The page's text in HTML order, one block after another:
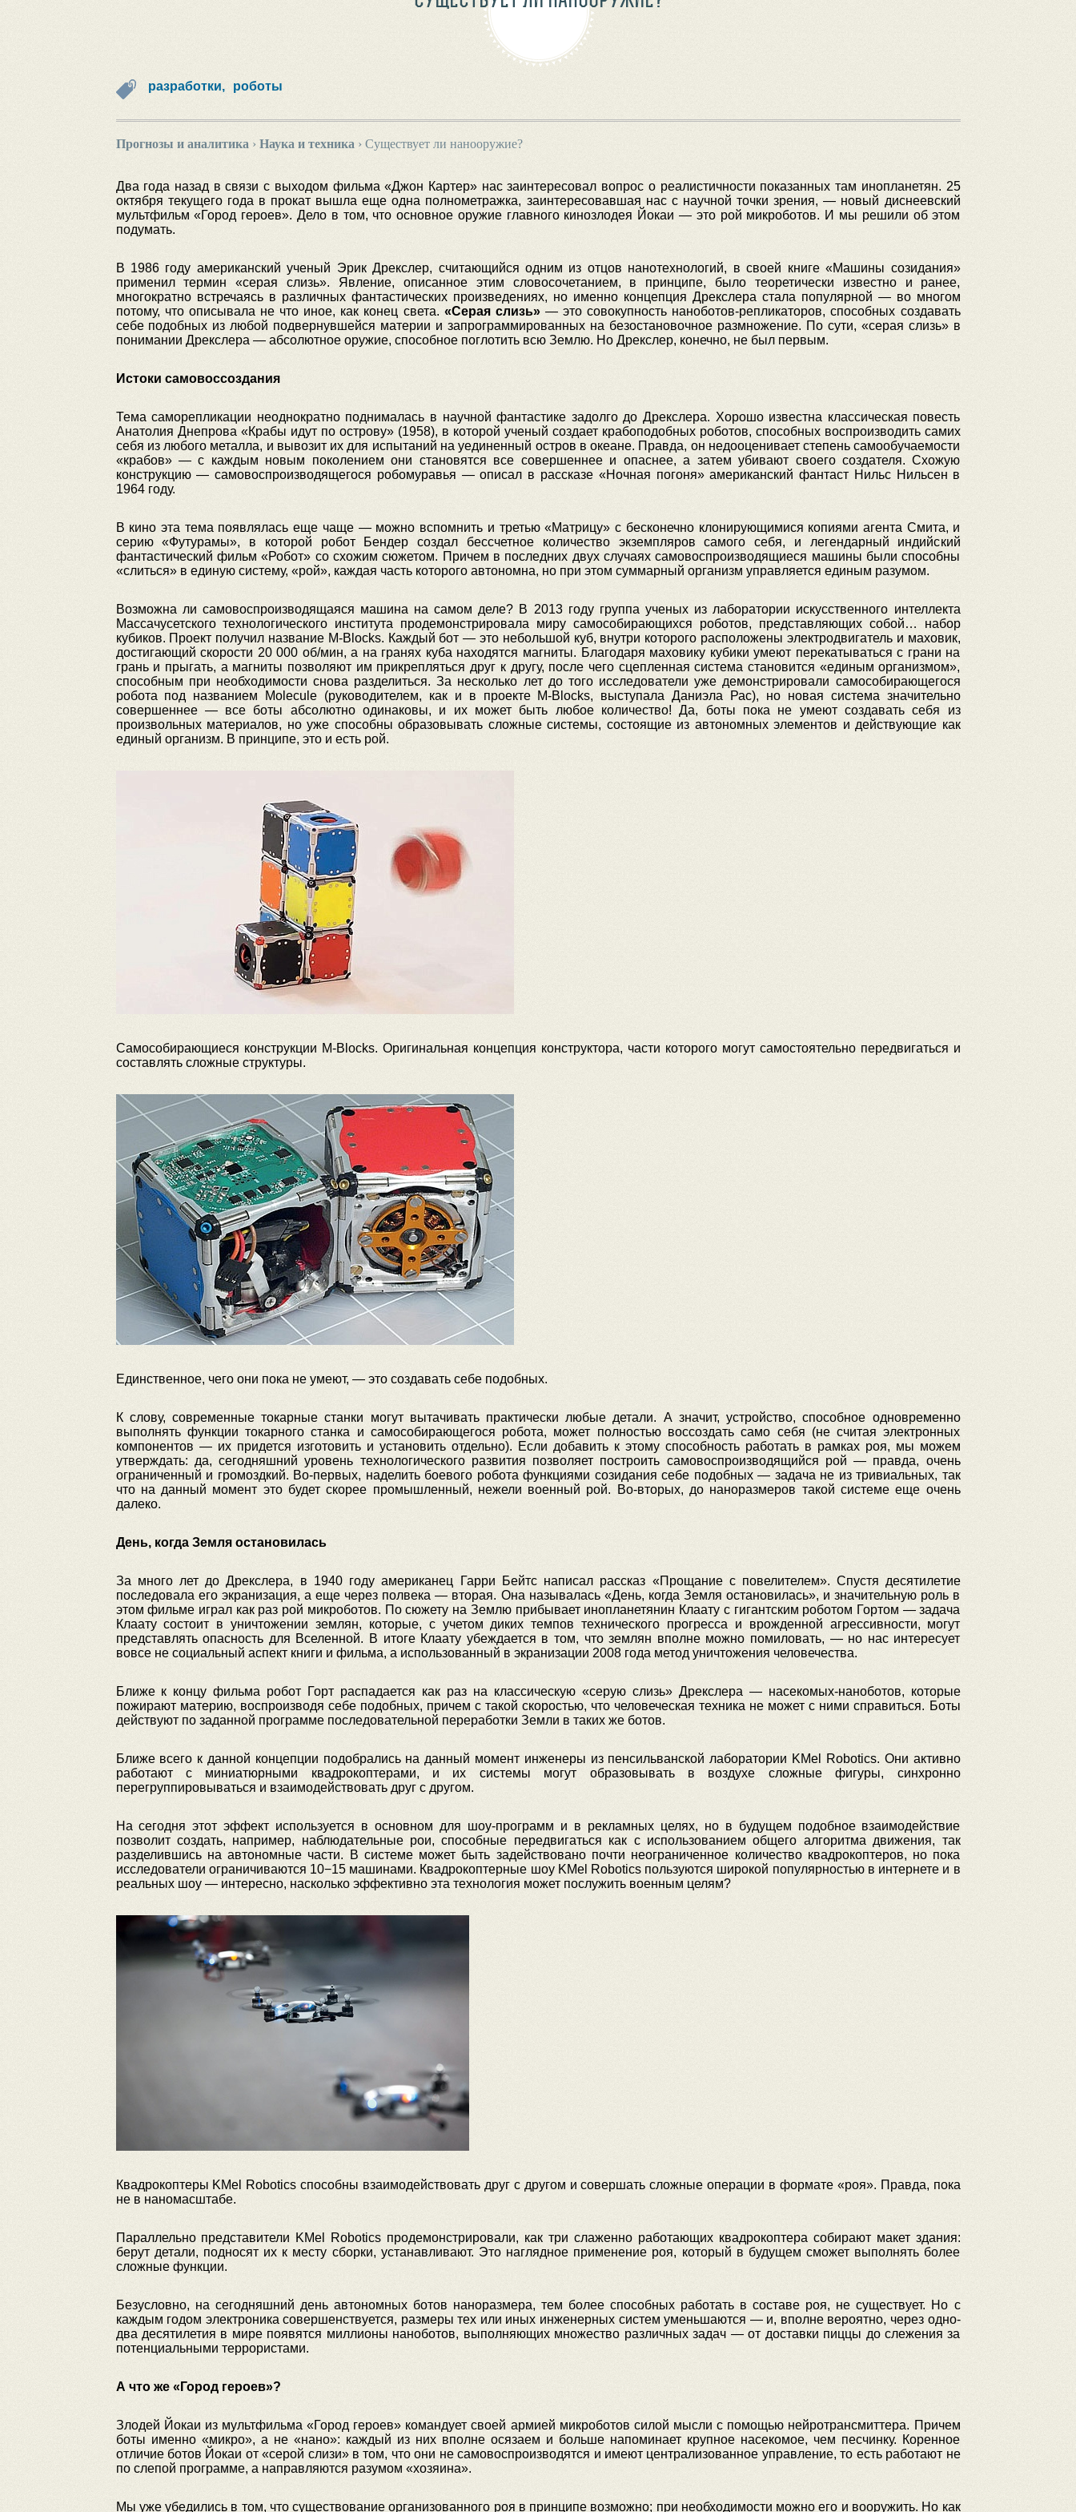
разработки, роботы
Прогнозы и аналитика › Наука и техника › Существует ли нанооружие?
Два года назад в связи с выходом фильма «Джон Картер» нас заинтересовал вопрос о реалистичности показанных там инопланетян. 25
октября текущего года в прокат вышла еще одна полнометражка, заинтересовавшая нас с научной точки зрения, — новый диснеевский
мультфильм «Город героев». Дело в том, что основное оружие главного кинозлодея Йокаи — это рой микроботов. И мы решили об этом
подумать.
В 1986 году американский ученый Эрик Дрекслер, считающийся одним из отцов нанотехнологий, в своей книге «Машины созидания»
применил термин «серая слизь». Явление, описанное этим словосочетанием, в принципе, было теоретически известно и ранее,
многократно встречаясь в различных фантастических произведениях, но именно концепция Дрекслера стала популярной — во многом
потому, что описывала не что иное, как конец света. «Серая слизь»— это совокупность наноботов-репликаторов, способных создавать
себе подобных из любой подвернувшейся материи и запрограммированных на безостановочное размножение. По сути, «серая слизь» в
понимании Дрекслера — абсолютное оружие, способное поглотить всю Землю. Но Дрекслер, конечно, не был первым.
Истоки самовоссоздания
Тема саморепликации неоднократно поднималась в научной фантастике задолго до Дрекслера. Хорошо известна классическая повесть
Анатолия Днепрова «Крабы идут по острову» (1958), в которой ученый создает крабоподобных роботов, способных воспроизводить самих
себя из любого металла, и вывозит их для испытаний на уединенный остров в океане. Правда, он недооценивает степень самообучаемости
«крабов» — с каждым новым поколением они становятся все совершеннее и опаснее, а затем убивают своего создателя. Схожую
конструкцию — самовоспроизводящегося робомуравья — описал в рассказе «Ночная погоня» американский фантаст Нильс Нильсен в
1964 году.
В кино эта тема появлялась еще чаще — можно вспомнить и третью «Матрицу» с бесконечно клонирующимися копиями агента Смита, и
серию «Футурамы», в которой робот Бендер создал бессчетное количество экземпляров самого себя, и легендарный индийский
фантастический фильм «Робот» со схожим сюжетом. Причем в последних двух случаях самовоспроизводящиеся машины были способны
«слиться» в единую систему, «рой», каждая часть которого автономна, но при этом суммарный организм управляется единым разумом.
Возможна ли самовоспроизводящаяся машина на самом деле? В 2013 году группа ученых из лаборатории искусственного интеллекта
Массачусетского технологического института продемонстрировала миру самособирающихся роботов, представляющих собой… набор
кубиков. Проект получил название M-Blocks. Каждый бот — это небольшой куб, внутри которого расположены электродвигатель и маховик,
достигающий скорости 20 000 об/мин, а на гранях куба находятся магниты. Благодаря маховику кубики умеют перекатываться с грани на
грань и прыгать, а магниты позволяют им прикрепляться друг к другу, после чего сцепленная система становится «единым организмом»,
способным при необходимости снова разделиться. За несколько лет до того исследователи уже демонстрировали самособирающегося
робота под названием Molecule (руководителем, как и в проекте M-Blocks, выступала Даниэла Рас), но новая система значительно
совершеннее — все боты абсолютно одинаковы, и их может быть любое количество! Да, боты пока не умеют создавать себя из
произвольных материалов, но уже способны образовывать сложные системы, состоящие из автономных элементов и действующие как
единый организм. В принципе, это и есть рой.
Самособирающиеся конструкции M-Blocks. Оригинальная концепция конструктора, части которого могут самостоятельно передвигаться и
составлять сложные структуры.
Единственное, чего они пока не умеют, — это создавать себе подобных.
К слову, современные токарные станки могут вытачивать практически любые детали. А значит, устройство, способное одновременно
выполнять функции токарного станка и самособирающегося робота, может полностью воссоздать само себя (не считая электронных
компонентов — их придется изготовить и установить отдельно). Если добавить к этому способность работать в рамках роя, мы можем
утверждать: да, сегодняшний уровень технологического развития позволяет построить самовоспроизводящийся рой — правда, очень
ограниченный и громоздкий. Во-первых, наделить боевого робота функциями созидания себе подобных — задача не из тривиальных, так
что на данный момент это будет скорее промышленный, нежели военный рой. Во-вторых, до наноразмеров такой системе еще очень
далеко.
День, когда Земля остановилась
За много лет до Дрекслера, в 1940 году американец Гарри Бейтс написал рассказ «Прощание с повелителем». Спустя десятилетие
последовала его экранизация, а еще через полвека — вторая. Она называлась «День, когда Земля остановилась», и значительную роль в
этом фильме играл как раз рой микроботов. По сюжету на Землю прибывает инопланетянин Клаату с гигантским роботом Гортом — задача
Клаату состоит в уничтожении землян, которые, с учетом диких темпов технического прогресса и врожденной агрессивности, могут
представлять опасность для Вселенной. В итоге Клаату убеждается в том, что землян вполне можно помиловать, — но нас интересует
вовсе не социальный аспект книги и фильма, а использованный в экранизации 2008 года метод уничтожения человечества.
Ближе к концу фильма робот Горт распадается как раз на классическую «серую слизь» Дрекслера — насекомых-наноботов, которые
пожирают материю, воспроизводя себе подобных, причем с такой скоростью, что человеческая техника не может с ними справиться. Боты
действуют по заданной программе последовательной переработки Земли в таких же ботов.
Ближе всего к данной концепции подобрались на данный момент инженеры из пенсильванской лаборатории KMel Robotics. Они активно
работают с миниатюрными квадрокоптерами, и их системы могут образовывать в воздухе сложные фигуры, синхронно
перегруппировываться и взаимодействовать друг с другом.
На сегодня этот эффект используется в основном для шоу-программ и в рекламных целях, но в будущем подобное взаимодействие
позволит создать, например, наблюдательные рои, способные передвигаться как с использованием общего алгоритма движения, так
разделившись на автономные части. В системе может быть задействовано почти неограниченное количество квадрокоптеров, но пока
исследователи ограничиваются 10−15 машинами. Квадрокоптерные шоу KMel Robotics пользуются широкой популярностью в интернете и в
реальных шоу — интересно, насколько эффективно эта технология может послужить военным целям?
Квадрокоптеры KMel Robotics способны взаимодействовать друг с другом и совершать сложные операции в формате «роя». Правда, пока
не в наномасштабе.
Параллельно представители KMel Robotics продемонстрировали, как три слаженно работающих квадрокоптера собирают макет здания:
берут детали, подносят их к месту сборки, устанавливают. Это наглядное применение роя, который в будущем сможет выполнять более
сложные функции.
Безусловно, на сегодняшний день автономных ботов наноразмера, тем более способных работать в составе роя, не существует. Но с
каждым годом электроника совершенствуется, размеры тех или иных инженерных систем уменьшаются — и, вполне вероятно, через одно-
два десятилетия в мире появятся миллионы наноботов, выполняющих множество различных задач — от доставки пиццы до слежения за
потенциальными террористами.
А что же «Город героев»?
Злодей Йокаи из мультфильма «Город героев» командует своей армией микроботов силой мысли с помощью нейротрансмиттера. Причем
боты именно «микро», а не «нано»: каждый из них вполне осязаем и больше напоминает крупное насекомое, чем песчинку. Коренное
отличие ботов Йокаи от «серой слизи» в том, что они не самовоспроизводятся и имеют централизованное управление, то есть работают не
по слепой программе, а направляются разумом «хозяина».
Мы уже убедились в том, что существование организованного роя в принципе возможно; при необходимости можно его и вооружить. Но как